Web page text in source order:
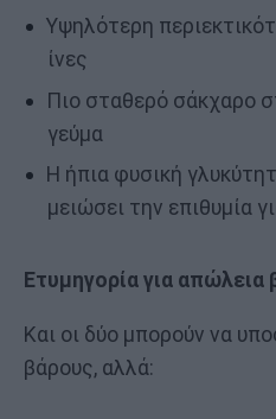
Υψηλότερη
ίνες
Πιο σταθερό σάκχαρο
γεύμα
Η ήπια φυσική
μειώσει την επιθυμία
Ετυμηγορία για απώλεια
Και οι δύο μπορούν να
βάρους, αλλά: